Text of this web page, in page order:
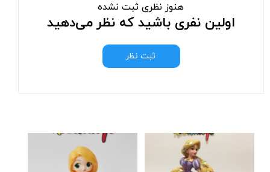
هنوز نظری ثبت نشده
اولین نفری باشید که نظر می‌دهید
ثبت نظر